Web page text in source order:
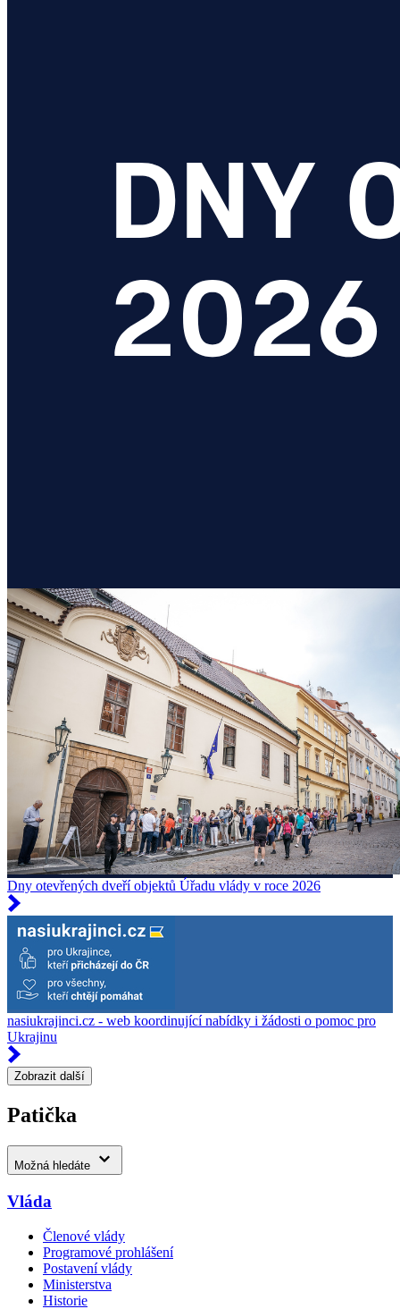
Dny otevřených dveří objektů Úřadu vlády v roce 2026
nasiukrajinci.cz - web koordinující nabídky i žádosti o pomoc pro
Ukrajinu
Zobrazit další
Patička
Možná hledáte
Vláda
Členové vlády
Programové prohlášení
Postavení vlády
Ministerstva
Historie